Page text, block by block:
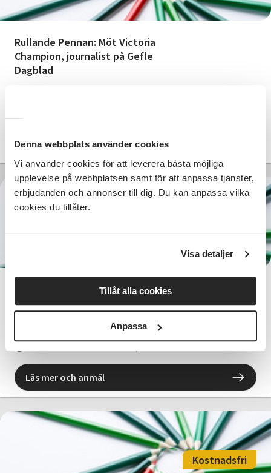
Denna webbplats använder cookies
Vi använder cookies för att leverera bästa möjliga
upplevelse på webbplatsen samt för att anpassa tjänster,
erbjudanden och annonser till dig. Du kan anpassa vilka
cookies du tillåter.
Visa detaljer
Tillåt alla cookies
Anpassa
Rullande Pennan: Möt Victoria
Champion, journalist på Gefle
Dagblad
Läs mer och anmäl
Rullande Pennan: Möt Therese
Bohman
tors 2026-10-15
Läs mer och anmäl
Kostnadsfri